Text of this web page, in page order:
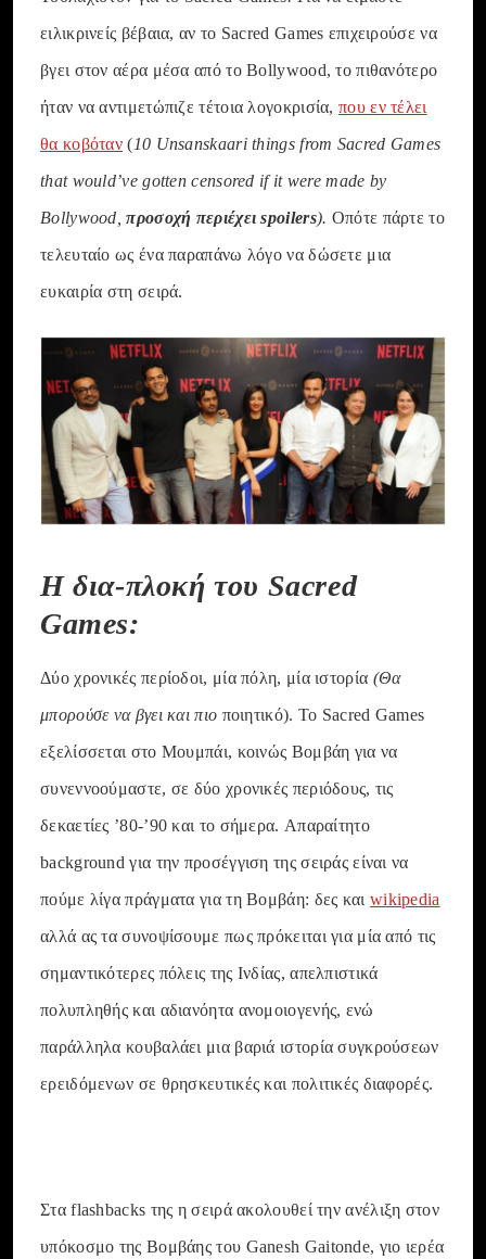
ειλικρινείς βέβαια, αν το Sacred Games επιχειρούσε να
βγει στον αέρα μέσα από το Bollywood, το πιθανότερο
ήταν να αντιμετώπιζε τέτοια λογοκρισία,που εν τέλει
θα κοβόταν (10 Unsanskaari things from Sacred Games
that would’ve gotten censored if it were made by
Bollywood,προσοχή περιέχει spoilers). Οπότε πάρτε το
τελευταίο ως ένα παραπάνω λόγο να δώσετε μια
ευκαιρία στη σειρά.
Η δια-πλοκή του Sacred
Games:
Δύο χρονικές περίοδοι, μία πόλη, μία ιστορία (Θα
μπορούσε να βγει και πιο ποιητικό). Το Sacred Games
εξελίσσεται στο Μουμπάι, κοινώς Βομβάη για να
συνεννοούμαστε, σε δύο χρονικές περιόδους, τις
δεκαετίες ’80-’90 και το σήμερα. Aπαραίτητο
background για την προσέγγιση της σειράς είναι να
πούμε λίγα πράγματα για τη Βομβάη: δες και wikipedia
αλλά ας τα συνοψίσουμε πως πρόκειται για μία από τις
σημαντικότερες πόλεις της Ινδίας, απελπιστικά
πολυπληθής και αδιανόητα ανομοιογενής, ενώ
παράλληλα κουβαλάει μια βαριά ιστορία συγκρούσεων
ερειδόμενων σε θρησκευτικές και πολιτικές διαφορές.
Στα flashbacks της η σειρά ακολουθεί την ανέλιξη στον
υπόκοσμο της Βομβάης του Ganesh Gaitonde, γιο ιερέα